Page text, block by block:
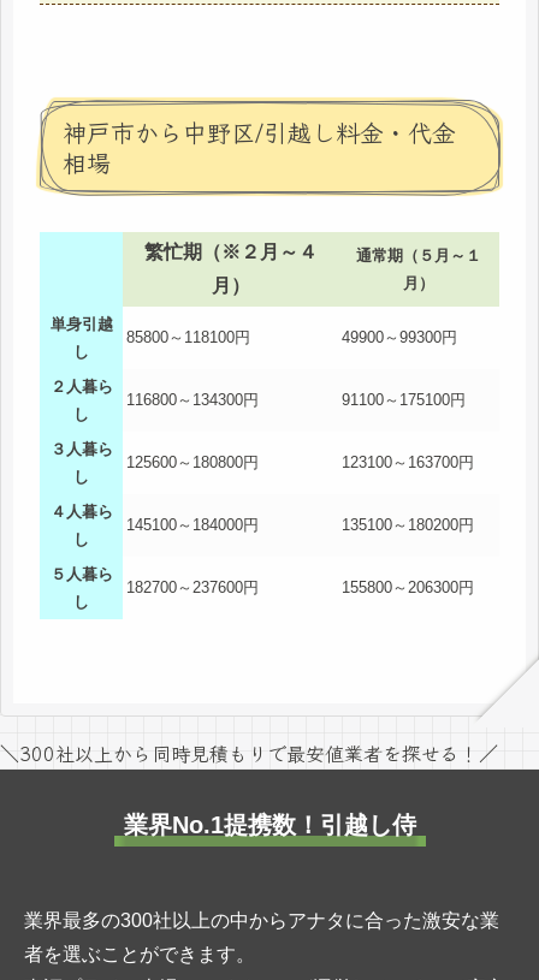
神戸市から中野区/引越し料金・代金
相場
繁忙期（※２月～４
月）
通常期（５月～１
月）
単身引越
し
85800～118100円 49900～99300円
２人暮ら
し
116800～134300円 91100～175100円
３人暮ら
し
125600～180800円 123100～163700円
４人暮ら
し
145100～184000円 135100～180200円
５人暮ら
し
182700～237600円 155800～206300円
＼300社以上から同時見積もりで最安値業者を探せる！／
業界No.1提携数！引越し侍
業界最多の300社以上の中からアナタに合った激安な業
者を選ぶことができます。